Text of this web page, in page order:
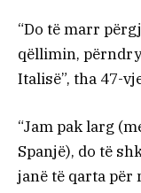
“Do të marr
qëllimin,
Italisë”, tha 47-
“Jam pak larg
Spanjë), do të
janë të qarta për